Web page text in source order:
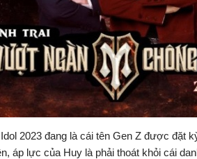
2023 đang là cái tên Gen Z được đặt
áp lực của Huy là phải thoát khỏi cái